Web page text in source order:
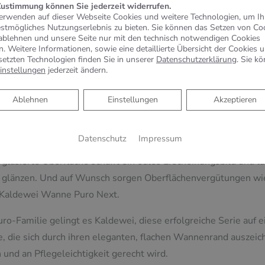
and Safety
Puro Next ist ihr extra flacher Wannenrand mit einer
überzeugt und das Design der Kaldewei Wanne
Integration der Kaldewei Puro Next in den Fliesenspiegel.
mit weich auslaufendem Nackenbereich sorgen zudem für
und optional erhältliche Haltegriffe die Nutzung in
Oberfläche schafft ein edles Erscheinungsbild und
Und auf Wunsch sorgen Oberflächenvergütungen
Wanne Puro Next.
Familie gelingt es Kaldewei, diese erfolgreiche Serie auf
die sich durch ihren eleganten, flachen Wannenrand
an Pflegeleichtigkeit gerecht wird.
können Sie jederzeit widerrufen.
auf dieser Webseite Cookies und weitere Technologien, um
Nutzungserlebnis zu bieten. Sie können das Setzen von
und unsere Seite nur mit den technisch notwendigen Cookies
Weitere Informationen, sowie eine detaillierte Übersicht der Cookies
Technologien finden Sie in unserer Datenschutzerklärung. Sie
jederzeit ändern.
Akzeptieren
Einstellungen
Ablehnen
Ablehnen
Datenschutz Impressum